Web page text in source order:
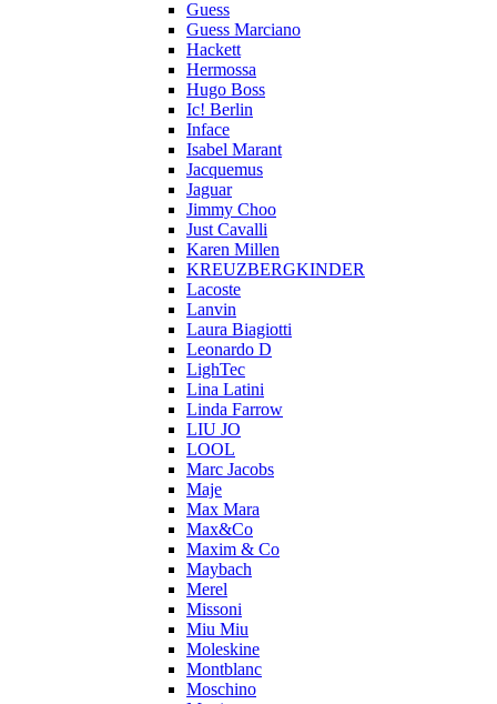
Guess
Guess Marciano
Hackett
Hermossa
Hugo Boss
Ic! Berlin
Inface
Isabel Marant
Jacquemus
Jaguar
Jimmy Choo
Just Cavalli
Karen Millen
KREUZBERGKINDER
Lacoste
Lanvin
Laura Biagiotti
Leonardo D
LighTec
Lina Latini
Linda Farrow
LIU JO
LOOL
Marc Jacobs
Maje
Max Mara
Max&Co
Maxim & Co
Maybach
Merel
Missoni
Miu Miu
Moleskine
Montblanc
Moschino